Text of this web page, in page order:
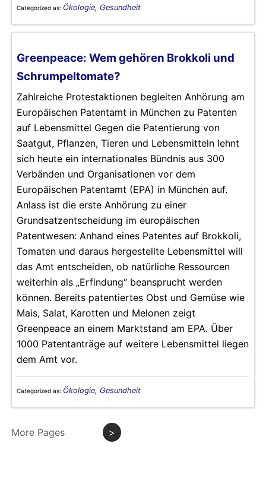
Categorized as: Ökologie, Gesundheit
Greenpeace: Wem gehören Brokkoli und
Schrumpeltomate?
Zahlreiche Protestaktionen begleiten Anhörung am
Europäischen Patentamt in München zu Patenten
auf Lebensmittel Gegen die Patentierung von
Saatgut, Pflanzen, Tieren und Lebensmitteln lehnt
sich heute ein internationales Bündnis aus 300
Verbänden und Organisationen vor dem
Europäischen Patentamt (EPA) in München auf.
Anlass ist die erste Anhörung zu einer
Grundsatzentscheidung im europäischen
Patentwesen: Anhand eines Patentes auf Brokkoli,
Tomaten und daraus hergestellte Lebensmittel will
das Amt entscheiden, ob natürliche Ressourcen
weiterhin als „Erfindung“ beansprucht werden
können. Bereits patentiertes Obst und Gemüse wie
Mais, Salat, Karotten und Melonen zeigt
Greenpeace an einem Marktstand am EPA. Über
1000 Patentanträge auf weitere Lebensmittel liegen
dem Amt vor.
Categorized as: Ökologie, Gesundheit
More Pages >